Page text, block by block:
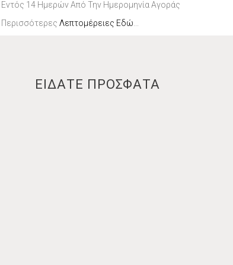
Εντός 14 Ημερών Από Την Ημερομηνία Αγοράς
ΠερισσότερεςΛεπτομέρειες Εδώ
ΕΙΔΑΤΕ ΠΡΟΣΦΑΤΑ